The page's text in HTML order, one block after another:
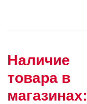
Наличие
товара в
магазинах: